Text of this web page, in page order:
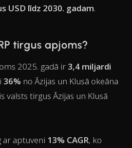
USD līdz 2030. gadam.
tirgus apjoms?
2025. gadā ir 3,4 miljardi
36% no Āzijas un Klusā okeāna
valsts tirgus Āzijas un Klusā
ar aptuveni 13% CAGR, ko